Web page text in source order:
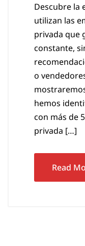
Descubre la
utilizan las
privada que
constante,
o
hemos
con más de
privada […]
Read